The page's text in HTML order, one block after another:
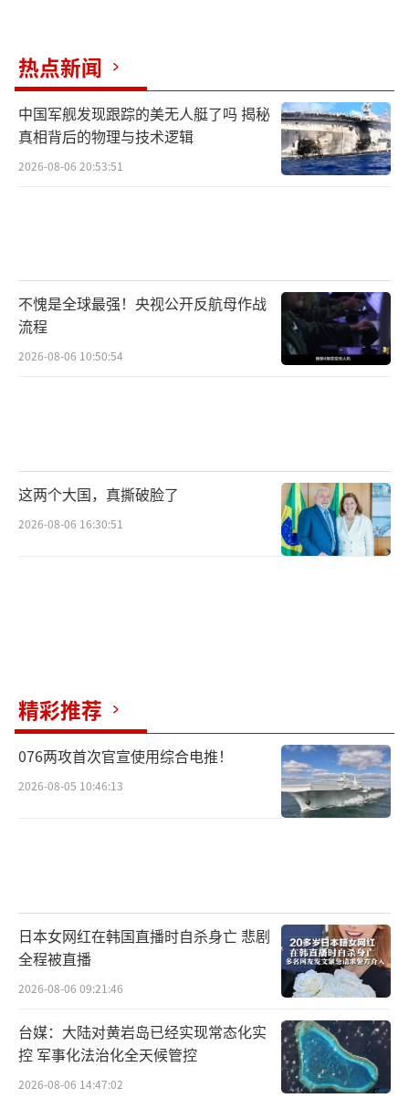
热点新闻
中国军舰发现跟踪的美无人艇了吗 揭秘
真相背后的物理与技术逻辑
2026-08-06 20:53:51
不愧是全球最强！央视公开反航母作战
流程
2026-08-06 10:50:54
这两个大国，真撕破脸了
2026-08-06 16:30:51
精彩推荐
076两攻首次官宣使用综合电推！
2026-08-05 10:46:13
日本女网红在韩国直播时自杀身亡 悲剧
全程被直播
2026-08-06 09:21:46
台媒：大陆对黄岩岛已经实现常态化实
控 军事化法治化全天候管控
2026-08-06 14:47:02